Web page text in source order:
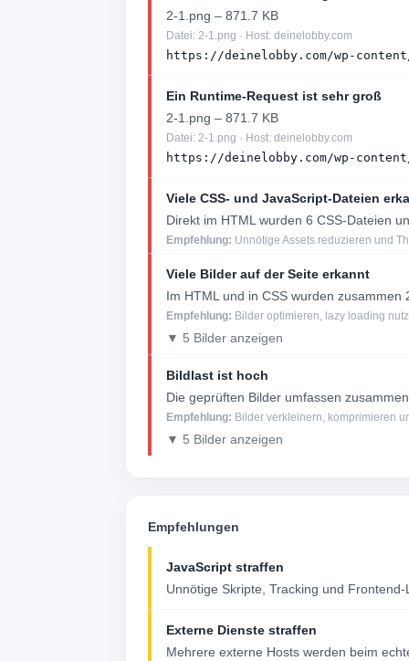
2-1.png – 871.7 KB
Datei: 2-1.png · Host: deinelobby.com
https://deinelobby.com/wp-
Ein Runtime-Request ist sehr groß
2-1.png – 871.7 KB
Datei: 2-1.png · Host: deinelobby.com
https://deinelobby.com/wp-
Viele CSS- und JavaScript-Dateien
Direkt im HTML wurden 6 CSS-Dateien
Empfehlung: Unnötige Assets reduzieren und
Viele Bilder auf der Seite erkannt
Im HTML und in CSS wurden zusammen
Empfehlung: Bilder optimieren, lazy loading
▼ 5 Bilder anzeigen
Bildlast ist hoch
Die geprüften Bilder umfassen
Empfehlung: Bilder verkleinern, komprimieren
▼ 5 Bilder anzeigen
Empfehlungen
JavaScript straffen
Unnötige Skripte, Tracking und
Externe Dienste straffen
Mehrere externe Hosts werden beim